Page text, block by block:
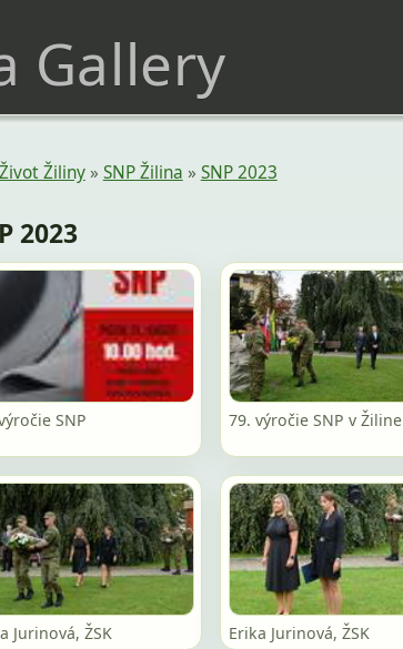
Gallery
Život Žiliny» SNP Žilina » SNP 2023
2023
SNP 79. výročie SNP v Žiline
Jurinová, ŽSK Erika Jurinová, ŽSK